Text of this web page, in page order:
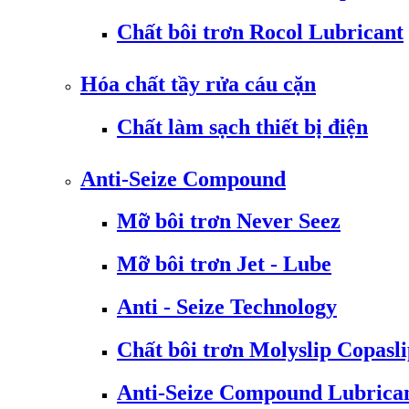
Chất bôi trơn Rocol Lubricant
Hóa chất tầy rửa cáu cặn
Chất làm sạch thiết bị điện
Anti-Seize Compound
Mỡ bôi trơn Never Seez
Mỡ bôi trơn Jet - Lube
Anti - Seize Technology
Chất bôi trơn Molyslip
Anti-Seize Compound